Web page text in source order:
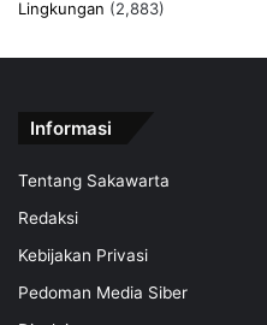
Lingkungan (2,883)
Informasi
Tentang Sakawarta
Redaksi
Kebijakan Privasi
Pedoman Media Siber